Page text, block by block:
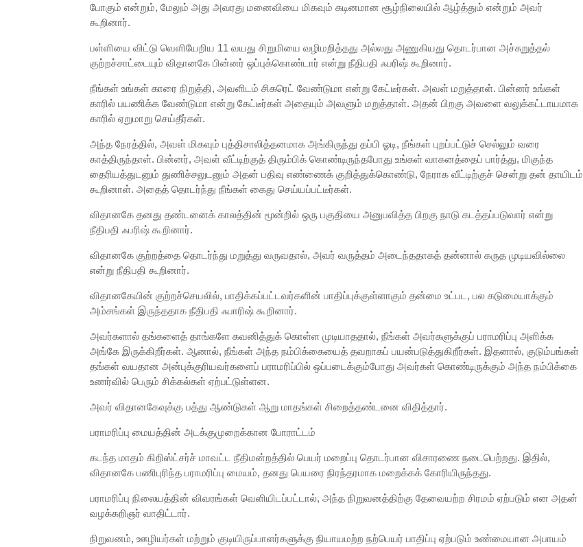
போகும் என்றும், மேலும் அது அவரது மனைவியை மிகவும் கடினமான சூழ்நிலையில் ஆழ்த்தும் என்றும் அவர்
கூறினார்.
பள்ளியை விட்டு வெளியேறிய 11 வயது சிறுமியை வழிமறித்தது அல்லது அணுகியது தொடர்பான அச்சுறுத்தல்
குற்றச்சாட்டையும் விதானகே பின்னர் ஒப்புக்கொண்டார் என்று நீதிபதி ஃபரிஷ் கூறினார்.
நீங்கள் உங்கள் காரை நிறுத்தி, அவளிடம் சிகரெட் வேண்டுமா என்று கேட்டீர்கள். அவள் மறுத்தாள். பின்னர் உங்கள்
காரில் பயணிக்க வேண்டுமா என்று கேட்டீர்கள் அதையும் அவளும் மறுத்தாள். அதன் பிறகு அவளை வலுக்கட்டாயமாக
காரில் ஏறுமாறு செய்தீர்கள்.
அந்த நேரத்தில், அவள் மிகவும் புத்திசாலித்தனமாக அங்கிருந்து தப்பி ஓடி, நீங்கள் புறப்பட்டுச் செல்லும் வரை
காத்திருந்தாள். பின்னர், அவள் வீட்டிற்குத் திரும்பிக் கொண்டிருந்தபோது உங்கள் வாகனத்தைப் பார்த்து, மிகுந்த
தைரியத்துடனும் துணிச்சலுடனும் அதன் பதிவு எண்ணைக் குறித்துக்கொண்டு, நேராக வீட்டிற்குச் சென்று தன் தாயிடம்
கூறினாள். அதைத் தொடர்ந்து நீங்கள் கைது செய்யப்பட்டீர்கள்.
விதானகே தனது தண்டனைக் காலத்தின் மூன்றில் ஒரு பகுதியை அனுபவித்த பிறகு நாடு கடத்தப்படுவார் என்று
நீதிபதி ஃபரிஷ் கூறினார்.
விதானகே குற்றத்தை தொடர்ந்து மறுத்து வருவதால், அவர் வருத்தம் அடைந்ததாகத் தன்னால் கருத முடியவில்லை
என்று நீதிபதி கூறினார்.
விதானகேயின் குற்றச்செயலில், பாதிக்கப்பட்டவர்களின் பாதிப்புக்குள்ளாகும் தன்மை உட்பட, பல கடுமையாக்கும்
அம்சங்கள் இருந்ததாக நீதிபதி ஃபாரிஷ் கூறினார்.
அவர்களால் தங்களைத் தாங்களே கவனித்துக் கொள்ள முடியாததால், நீங்கள் அவர்களுக்குப் பராமரிப்பு அளிக்க
அங்கே இருக்கிறீர்கள். ஆனால், நீங்கள் அந்த நம்பிக்கையைத் தவறாகப் பயன்படுத்துகிறீர்கள். இதனால், குடும்பங்கள்
தங்கள் வயதான அன்புக்குரியவர்களைப் பராமரிப்பில் ஒப்படைக்கும்போது அவர்கள் கொண்டிருக்கும் அந்த நம்பிக்கை
உணர்வில் பெரும் சிக்கல்கள் ஏற்பட்டுள்ளன.
அவர் விதானகேவுக்கு பத்து ஆண்டுகள் ஆறு மாதங்கள் சிறைத்தண்டனை விதித்தார்.
பராமரிப்பு மையத்தின் அடக்குமுறைக்கான போராட்டம்
கடந்த மாதம் கிறிஸ்ட்சர்ச் மாவட்ட நீதிமன்றத்தில் பெயர் மறைப்பு தொடர்பான விசாரணை நடைபெற்றது. இதில்,
விதானகே பணிபுரிந்த பராமரிப்பு மையம், தனது பெயரை நிரந்தரமாக மறைக்கக் கோரியிருந்தது.
பராமரிப்பு நிலையத்தின் விவரங்கள் வெளியிடப்பட்டால், அந்த நிறுவனத்திற்கு தேவையற்ற சிரமம் ஏற்படும் என அதன்
வழக்கறிஞர் வாதிட்டார்.
நிறுவனம், ஊழியர்கள் மற்றும் குடியிருப்பாளர்களுக்கு நியாயமற்ற நற்பெயர் பாதிப்பு ஏற்படும் உண்மையான அபாயம்